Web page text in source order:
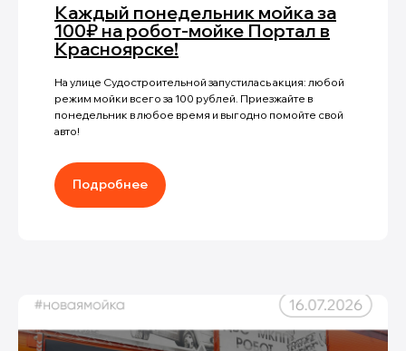
Каждый понедельник мойка за
100₽ на робот-мойке Портал в
Красноярске!
На улице Судостроительной запустилась акция: любой
режим мойки всего за 100 рублей. Приезжайте в
понедельник в любое время и выгодно помойте свой
авто!
Подробнее